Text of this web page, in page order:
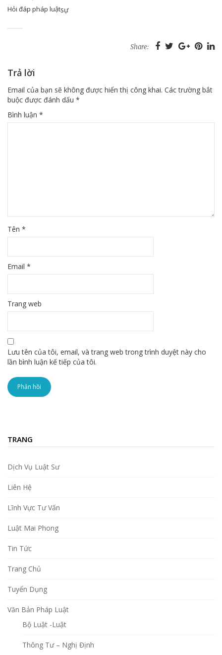
Hỏi đáp pháp luậtsự
Share:
Trả lời
Email của bạn sẽ không được hiển thị công khai. Các trường bắt
buộc được đánh dấu *
Bình luận *
Tên *
Email *
Trang web
Lưu tên của tôi, email, và trang web trong trình duyệt này cho
lần bình luận kế tiếp của tôi.
TRANG
Dịch Vụ Luật Sư
Liên Hệ
Lĩnh Vực Tư Vấn
Luật Mai Phong
Tin Tức
Trang Chủ
Tuyển Dụng
Văn Bản Pháp Luật
Bộ Luật -Luật
Thông Tư – Nghị Định